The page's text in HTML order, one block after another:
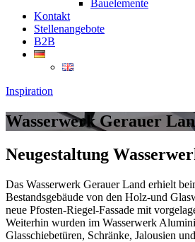
Bauelemente
Kontakt
Stellenangebote
B2B
Inspiration
Wasserwerk Gerauer
Neugestaltung
Das Wasserwerk Gerauer Land erhielt
Bestandsgebäude von den Holz-und
neue Pfosten-Riegel-Fassade mit
Weiterhin wurden im Wasserwerk
Glasschiebetüren, Schränke, Jalousien